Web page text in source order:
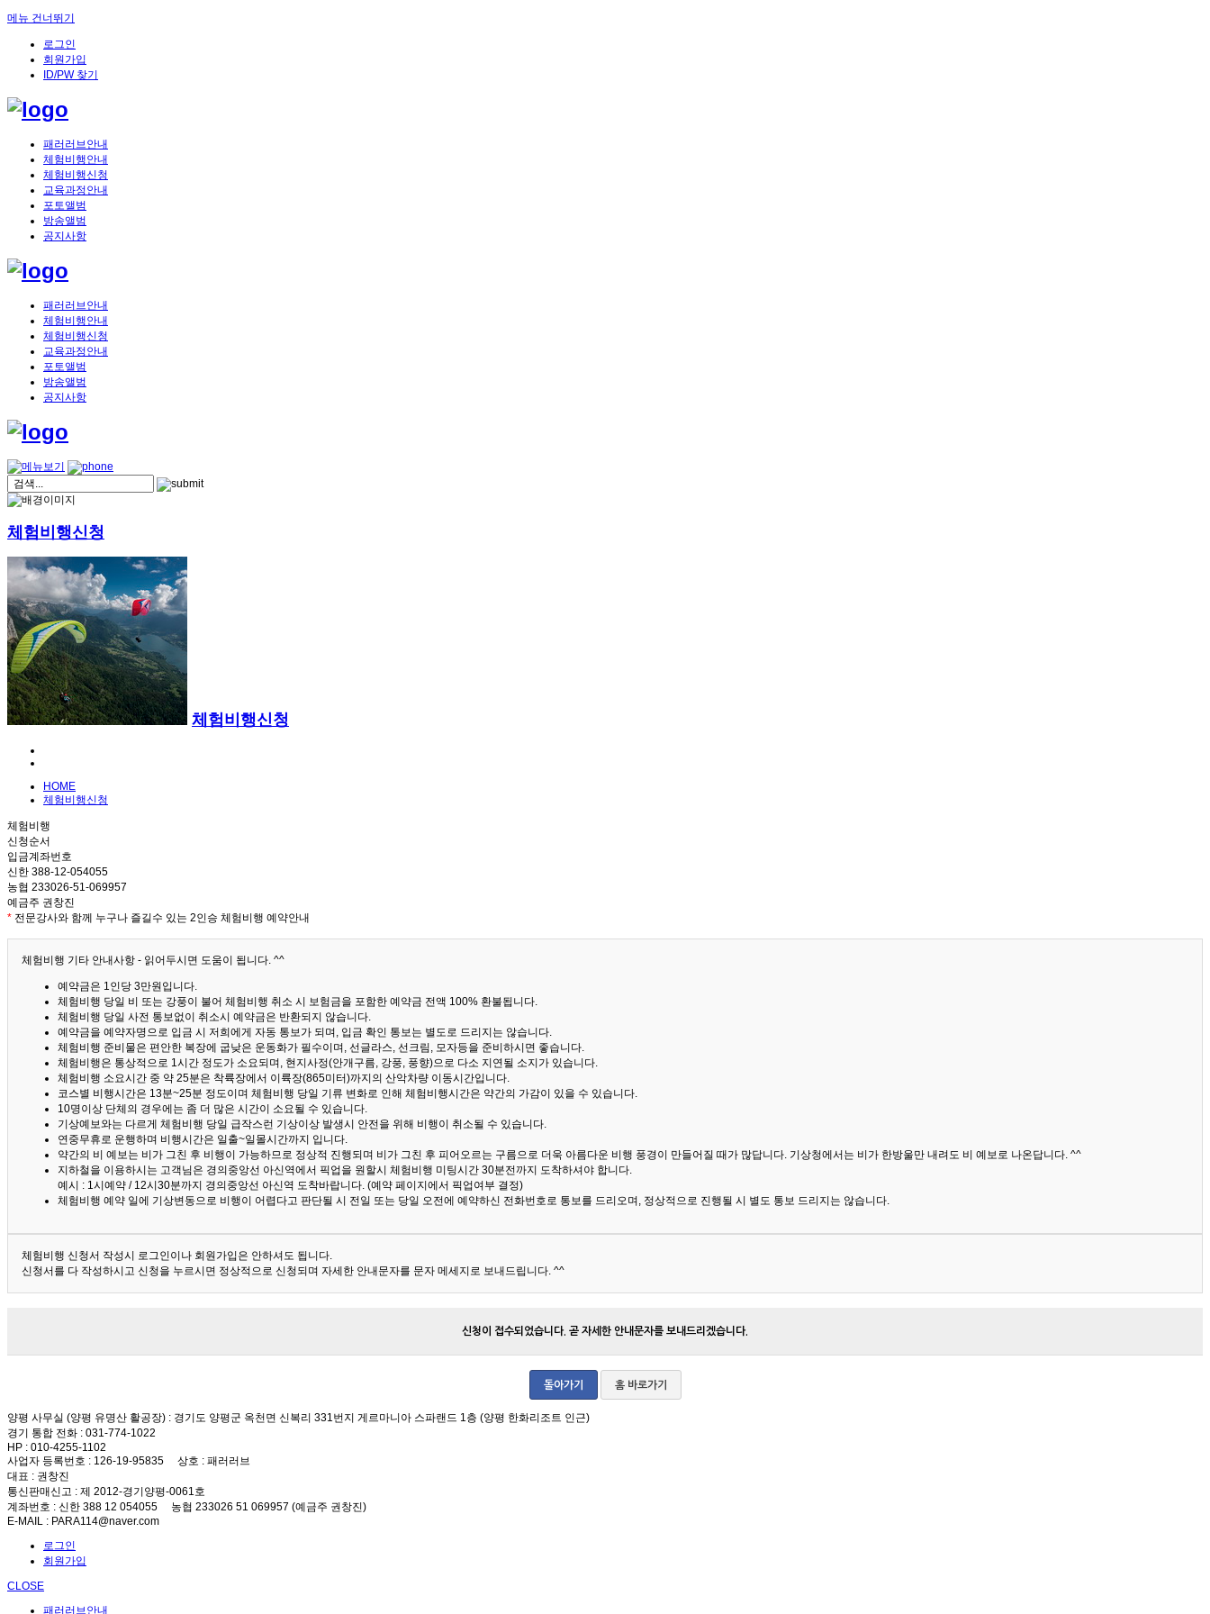
메뉴 건너뛰기
로그인
회원가입
ID/PW 찾기
패러러브안내
체험비행안내
체험비행신청
교육과정안내
포토앨범
방송앨범
공지사항
패러러브안내
체험비행안내
체험비행신청
교육과정안내
포토앨범
방송앨범
공지사항
체험비행신청
체험비행신청
HOME
체험비행신청
체험비행
신청순서
입금계좌번호
신한 388-12-054055
농협 233026-51-069957
예금주 권창진
* 전문강사와 함께 누구나 즐길수 있는 2인승 체험비행 예약안내
체험비행 기타 안내사항 - 읽어두시면 도움이 됩니다. ^^
예약금은 1인당 3만원입니다.
체험비행 당일 비 또는 강풍이 불어 체험비행 취소 시 보험금을 포함한 예약금 전액 100% 환불됩니다.
체험비행 당일 사전 통보없이 취소시 예약금은 반환되지 않습니다.
예약금을 예약자명으로 입금 시 저희에게 자동 통보가 되며, 입금 확인 통보는 별도로 드리지는 않습니다.
체험비행 준비물은 편안한 복장에 굽낮은 운동화가 필수이며, 선글라스, 선크림, 모자등을 준비하시면 좋습니다.
체험비행은 통상적으로 1시간 정도가 소요되며, 현지사정(안개구름, 강풍, 풍향)으로 다소 지연될 소지가 있습니다.
체험비행 소요시간 중 약 25분은 착륙장에서 이륙장(865미터)까지의 산악차량 이동시간입니다.
코스별 비행시간은 13분~25분 정도이며 체험비행 당일 기류 변화로 인해 체험비행시간은 약간의 가감이 있을 수 있습니다.
10명이상 단체의 경우에는 좀 더 많은 시간이 소요될 수 있습니다.
기상예보와는 다르게 체험비행 당일 급작스런 기상이상 발생시 안전을 위해 비행이 취소될 수 있습니다.
연중무휴로 운행하며 비행시간은 일출~일몰시간까지 입니다.
약간의 비 예보는 비가 그친 후 비행이 가능하므로 정상적 진행되며 비가 그친 후 피어오르는 구름으로 더욱 아름다운 비행 풍경이 만들어질 때가 많답니다. 기상청에서는 비가 한방울만 내려도 비 예보로 나온답니다. ^^
지하철을 이용하시는 고객님은 경의중앙선 아신역에서 픽업을 원할시 체험비행 미팅시간 30분전까지 도착하셔야 합니다.
예시 : 1시예약 / 12시30분까지 경의중앙선 아신역 도착바랍니다. (예약 페이지에서 픽업여부 결정)
체험비행 예약 일에 기상변동으로 비행이 어렵다고 판단될 시 전일 또는 당일 오전에 예약하신 전화번호로 통보를 드리오며, 정상적으로 진행될 시 별도 통보 드리지는 않습니다.
체험비행 신청서 작성시 로그인이나 회원가입은 안하셔도 됩니다.
신청서를 다 작성하시고 신청을 누르시면 정상적으로 신청되며 자세한 안내문자를 문자 메세지로 보내드립니다. ^^
신청이 접수되었습니다. 곧 자세한 안내문자를 보내드리겠습니다.
돌아가기 홈 바로가기
양평 사무실 (양평 유명산 활공장) : 경기도 양평군 옥천면 신복리 331번지 게르마니아 스파랜드 1층 (양평 한화리조트 인근)
경기 통합 전화 : 031-774-1022
HP : 010-4255-1102
사업자 등록번호 : 126-19-95835 상호 : 패러러브
대표 : 권창진
통신판매신고 : 제 2012-경기양평-0061호
계좌번호 : 신한 388 12 054055 농협 233026 51 069957 (예금주 권창진)
E-MAIL : PARA114@naver.com
로그인
회원가입
CLOSE
패러러브안내